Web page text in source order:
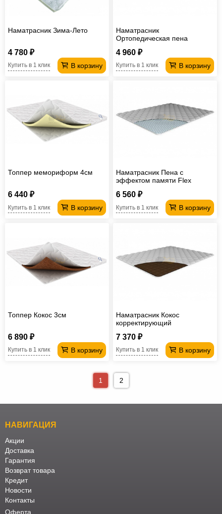
Наматрасник Зима-Лето
4 780 ₽
В корзину
Купить в 1 клик
Наматрасник
Ортопедическая пена
4 960 ₽
В корзину
Купить в 1 клик
Топпер мемориформ 4см
6 440 ₽
В корзину
Купить в 1 клик
Наматрасник Пена с
эффектом памяти Flex
6 560 ₽
В корзину
Купить в 1 клик
Топпер Кокос 3см
6 890 ₽
В корзину
Купить в 1 клик
Наматрасник Кокос
корректирующий
7 370 ₽
В корзину
Купить в 1 клик
1 2
НАВИГАЦИЯ
Акции
Доставка
Гарантия
Возврат товара
Кредит
Новости
Контакты
Оферта